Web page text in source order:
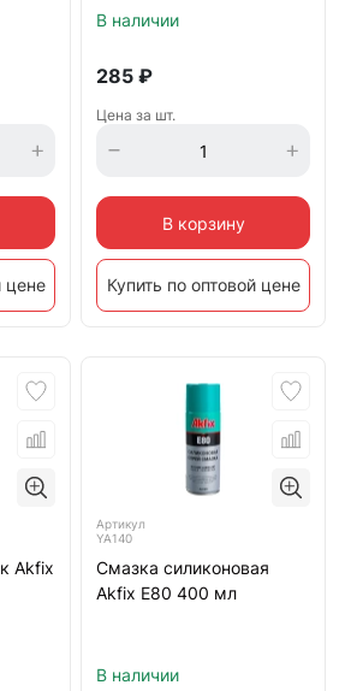
цене
В наличии
285 ₽
Цена за шт.
В корзину
Купить по оптовой цене
Akfix
Артикул
YA140
Смазка силиконовая
Akfix Е80 400 мл
В наличии